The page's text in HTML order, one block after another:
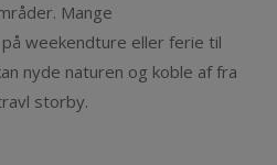
Mange
weekendture eller ferie til
nyde naturen og koble af fra
storby.